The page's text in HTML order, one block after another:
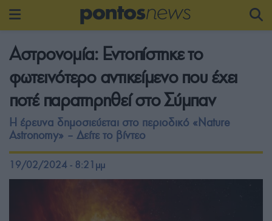
Αστρονομία: Εντοπίστηκε το
φωτεινότερο αντικείμενο που έχει
ποτέ παρατηρηθεί στο Σύμπαν
Η έρευνα δημοσιεύεται στο περιοδικό «Nature
Astronomy» – Δείτε το βίντεο
19/02/2024 - 8:21μμ